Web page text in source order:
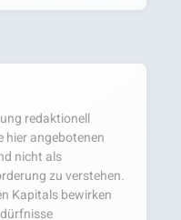
redaktionell
hier angebotenen
nicht als
zu verstehen.
Kapitals bewirken